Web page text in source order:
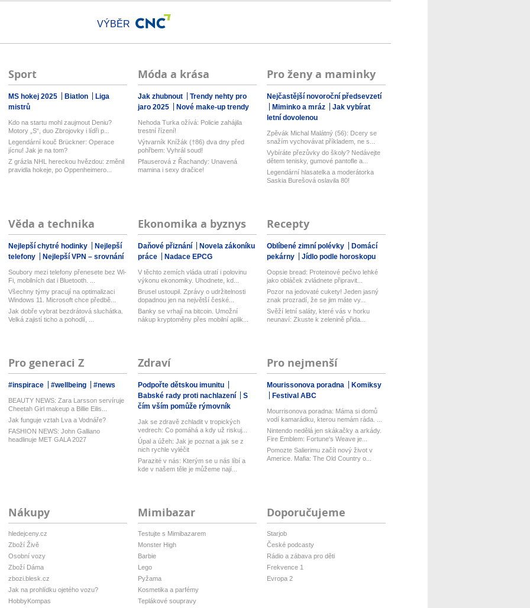
VÝBĚR
Sport
MS hokej 2025 Biatlon
Liga
mistrů
Kdo na startu mohl zaujmout Deniu?
Motory „S“, duo Zbrojovky i lídři p...
Legendární kouč Brückner: Operace
jícnu! Jak je na tom?
Z grázla NHL hereckou hvězdou: změnil
pravidla hokeje, po Oppenheimero...
Móda a krása
Jak zhubnout
Trendy nehty pro
jaro 2025
Nové make-up trendy
Nehoda Turka ožívá: Policie zahájila
trestní řízení!
Výtvarník Knížák (†86) dva dny před
pohřbem: Vyhrál soud!
Pfauserová z Řachandy: Unavená
mamina i sexy dračice!
Pro ženy a maminky
Nejčastější novoroční předsevzetí
Miminko a mráz
Jak vybírat
letní dovolenou
Zpěvák Michal Malátný (56): Dcery se
snažím vychovávat příkladem, ne s...
Vybíráte přezůvky do školy? Nedávejte
dětem tenisky, gumové pantofle a...
Legendární hlasatelka a moderátorka
Saskia Burešová oslavila 80!
Věda a technika
Nejlepší chytré hodinky
Nejlepší
telefony
Nejlepší VPN – srovnání
Soubory mezi telefony přenesete bez Wi-
Fi, mobilních dat i Bluetooth. ...
Všechny týmy pracují na optimalizaci
Windows 11. Microsoft chce předbě...
Jak dobře vybrat bezdrátová sluchátka.
Velká zajistí ticho a pohodlí, ...
Ekonomika a byznys
Daňové přiznání
Novela zákoníku
práce
Nadace EPCG
V těchto zemích vláda utratí i polovinu
výkonu ekonomiky. Uhodnete, kd...
Brusel ustoupil. Zprávy o udržitelnosti
dopadnou jen na největší české...
Banky se vrhají na bitcoin. Umožní
nákup kryptoměny přes mobilní aplik...
Recepty
Oblíbené zimní polévky
Domácí
pekárny
Jídlo podle horoskopu
Oopsie bread: Proteinové pečivo lehké
jako obláček zvládnete připravit...
Pozor na jedovaté cukety! Jeden jasný
znak prozradí, že se jim máte vy...
Svěží letní saláty, které vás v horku
neunaví: Zkuste k zelenině přida...
Pro generaci Z
#inspirace #wellbeing #news
BEAUTY NEWS: Zara Larsson servíruje
Cheetah Girl makeup a Billie Eilis...
Jak funguje vztah Lva a Vodnáře?
FASHION NEWS: John Galliano
headlinuje MET GALA 2027
Zdraví
Podpořte dětskou imunitu
Babské rady proti nachlazení
S
čím vším pomůže rýmovník
Jak se zdravě zchladit v tropických
vedrech: Co pomáhá a kdy už riskuj...
Úpal a úžeh: Jak je poznat a jak se z
nich rychle vyléčit
Parazité v nás: Kterým se u nás líbí a
kde v našem těle je můžeme nají...
Pro nejmenší
Mourissonova poradna
Komiksy
Festival ABC
Mourrisonova poradna: Máma si domů
vodí kamarádku, kterou nemám ráda. ...
Nintendo nedělá jen skákačky a arkády.
Fire Emblem: Fortune's Weave je...
Pomozte Salierimu začít nový život v
Americe. Mafia: The Old Country o...
Nákupy
hledejceny.cz
Zboží Živě
Osobní vozy
Zboží Dáma
zbozi.blesk.cz
Jak na prohlídku ojetého vozu?
HobbyKompas
Mimibazar
Testujte s Mimibazarem
Monster High
Barbie
Lego
Pyžama
Kosmetika a parfémy
Teplákové soupravy
Doporučujeme
Starjob
České podcasty
Rádio a zábava pro děti
Frekvence 1
Evropa 2